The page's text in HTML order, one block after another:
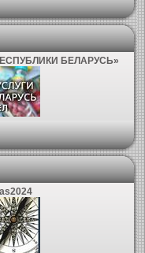
БЕЛАРУСЬ»